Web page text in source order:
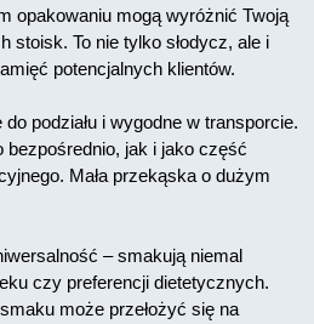
opakowaniu mogą wyróżnić Twoją
stoisk. To nie tylko słodycz, ale i
potencjalnych klientów.
podziału i wygodne w transporcie.
jak i jako część
Mała przekąska o dużym
– smakują niemal
czy preferencji dietetycznych.
może przełożyć się na